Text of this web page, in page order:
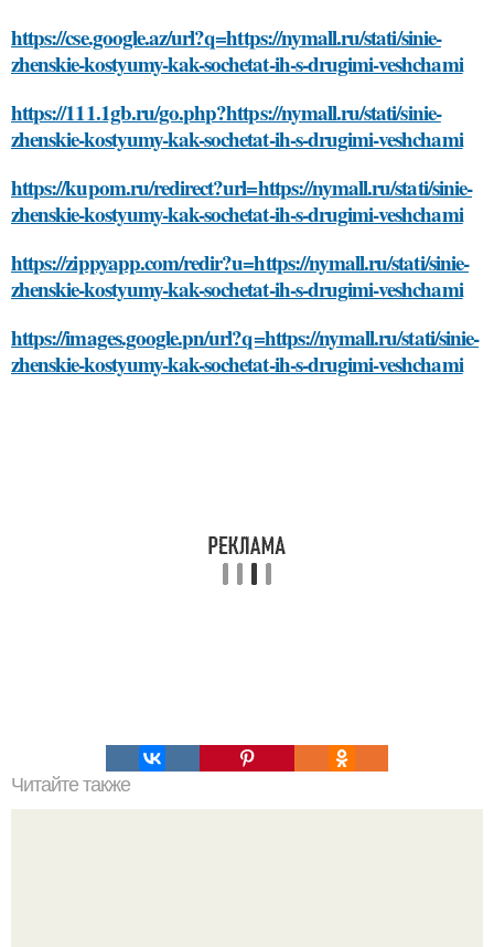
https://cse.google.az/url?q=https://nymall.ru/stati/sinie-
zhenskie-kostyumy-kak-sochetat-ih-s-drugimi-veshchami
https://111.1gb.ru/go.php?https://nymall.ru/stati/sinie-
zhenskie-kostyumy-kak-sochetat-ih-s-drugimi-veshchami
https://kupom.ru/redirect?url=https://nymall.ru/stati/sinie-
zhenskie-kostyumy-kak-sochetat-ih-s-drugimi-veshchami
https://zippyapp.com/redir?u=https://nymall.ru/stati/sinie-
zhenskie-kostyumy-kak-sochetat-ih-s-drugimi-veshchami
https://images.google.pn/url?q=https://nymall.ru/stati/sinie-
zhenskie-kostyumy-kak-sochetat-ih-s-drugimi-veshchami
Читайте также